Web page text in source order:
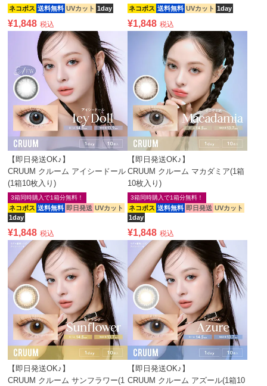
ネコポス 送料無料 UVカット 1day
¥1,848 税込
ネコポス 送料無料 UVカット 1day
¥1,848 税込
【即日発送OK♪】
CRUUM クルーム アイシードール
(1箱10枚入り)
ネコポス 送料無料 即日発送 UVカット
1day
3箱同時購入で1箱分無料！
¥1,848 税込
【即日発送OK♪】
CRUUM クルーム マカダミア(1箱
10枚入り)
ネコポス 送料無料 即日発送 UVカット
1day
3箱同時購入で1箱分無料！
¥1,848 税込
【即日発送OK♪】
CRUUM クルーム サンフラワー(1
【即日発送OK♪】
CRUUM クルーム アズール(1箱10